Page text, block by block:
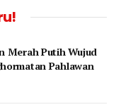
Merah Putih Wujud
Pahlawan